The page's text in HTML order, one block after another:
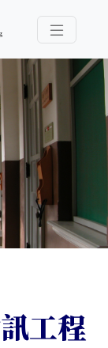
導覽選
工程